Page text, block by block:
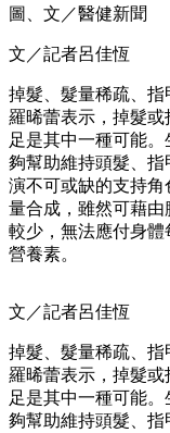
圖、文／醫健新聞
文／記者呂佳恆
掉髮、髮量稀疏、
羅晞蕾表示，掉髮
足是其中一種可能
夠幫助維持頭髮、
演不可或缺的支持
量合成，雖然可藉
較少，無法應付身
營養素。
文／記者呂佳恆
掉髮、髮量稀疏、
羅晞蕾表示，掉髮
足是其中一種可能
夠幫助維持頭髮、